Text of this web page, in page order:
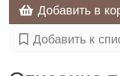
Добавить в
Добавить к